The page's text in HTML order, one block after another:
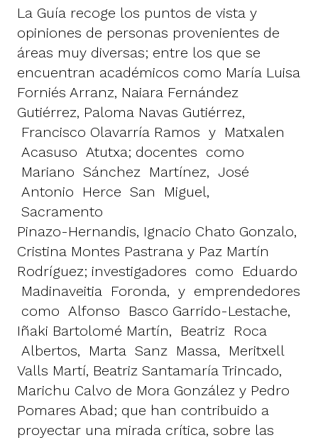
La Guía recoge los puntos de vista y
opiniones de personas provenientes de
áreas muy diversas; entre los que se
encuentran académicos como María Luisa
Forniés Arranz, Naiara Fernández
Gutiérrez, Paloma Navas Gutiérrez,
Francisco Olavarría Ramos y Matxalen
Acasuso Atutxa; docentes como
Mariano Sánchez Martínez, José
Antonio Herce San Miguel,
Sacramento
Pinazo-Hernandis, Ignacio Chato Gonzalo,
Cristina Montes Pastrana y Paz Martín
Rodríguez; investigadores como Eduardo
Madinaveitia Foronda, y emprendedores
como Alfonso Basco Garrido-Lestache,
Iñaki Bartolomé Martín, Beatriz Roca
Albertos, Marta Sanz Massa, Meritxell
Valls Martí, Beatriz Santamaría Trincado,
Marichu Calvo de Mora González y Pedro
Pomares Abad; que han contribuido a
proyectar una mirada crítica, sobre las